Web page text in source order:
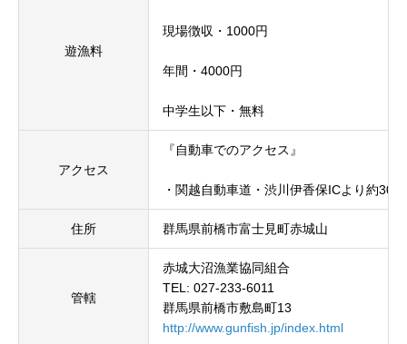
遊漁料
現場徴収・1000円
年間・4000円
中学生以下・無料
アクセス
『自動車でのアクセス』
・関越自動車道・渋川伊香保ICより約
住所 群馬県前橋市富士見町赤城山
管轄
赤城大沼漁業協同組合
TEL: 027-233-6011
群馬県前橋市敷島町13
http://www.gunfish.jp/index.html